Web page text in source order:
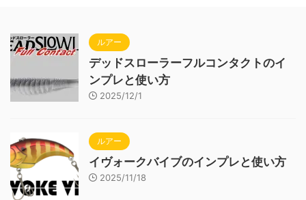
ルアー
デッドスローラーフルコンタクトのイ
ンプレと使い方
2025/12/1
ルアー
イヴォークバイブのインプレと使い方
2025/11/18